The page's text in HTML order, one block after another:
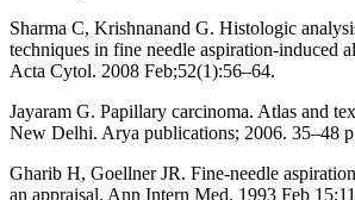
Sharma C, Krishnanand G. Histologic
techniques in fine needle aspiration-induced
Acta Cytol. 2008 Feb;52(1):56–64.
Jayaram G. Papillary carcinoma. Atlas and
New Delhi. Arya publications; 2006. 35–48
Gharib H, Goellner JR. Fine-needle
an appraisal. Ann Intern Med. 1993 Feb